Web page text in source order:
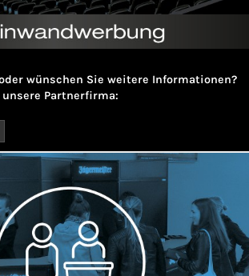
wünschen Sie weitere Informationen?
unsere Partnerfirma: